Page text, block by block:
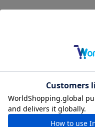
Amazonア
を利用し会員登録された